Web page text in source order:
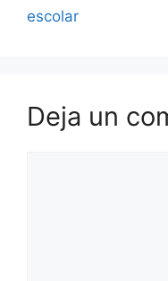
escolar
Deja un